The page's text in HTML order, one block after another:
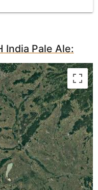
India Pale Ale: